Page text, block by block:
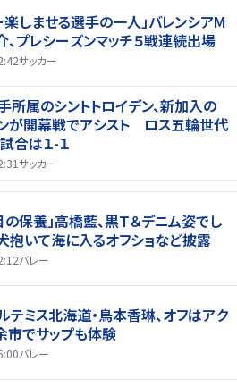
楽しませる選手の一人」バレンシアM
プレシーズンマッチ５戦連続出場
サッカー
所属のシントトロイデン、新加入の
が開幕戦でアシスト ロス五輪世代
合は１-１
サッカー
の保養」高橋藍、黒Ｔ＆デニム姿でし
抱いて海に入るオフショなど披露
バレー
ルテミス北海道・鳥本香琳、オフはアク
でサップも体験
バレー